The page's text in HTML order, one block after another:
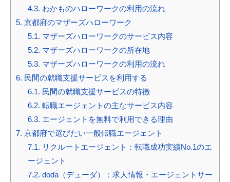
4.3. わかものハローワークの利用の流れ
5. 京都府のマザーズハローワーク
5.1. マザーズハローワークのサービス内容
5.2. マザーズハローワークの所在地
5.3. マザーズハローワークの利用の流れ
6. 民間の就職支援サービスを利用する
6.1. 民間の就職支援サービスの特徴
6.2. 転職エージェントの主なサービス内容
6.3. エージェントを無料で利用できる理由
7. 京都府で選びたい一般転職エージェント
7.1. リクルートエージェント：転職成功実績No.1のエ
ージェント
7.2. doda（デューダ）：求人情報・エージェントサー